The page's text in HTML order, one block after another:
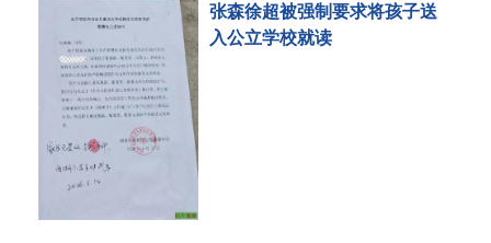
张森徐超被强制要求将孩子送
入公立学校就读